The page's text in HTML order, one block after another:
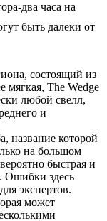
два часа на
быть далеки от
состоящий из
мягкая, The Wedge
любой свелл,
и
название которой
на большом
быстрая и
Ошибки здесь
экспертов.
может